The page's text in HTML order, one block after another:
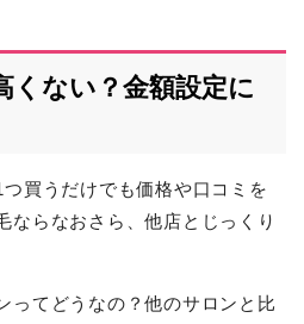
くない？金額設定に
買うだけでも価格や口コミを
ならなおさら、他店とじっくり
ってどうなの？他のサロンと比